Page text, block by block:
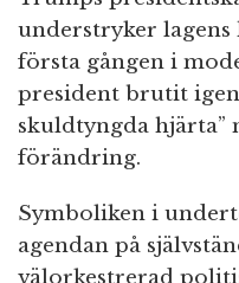
understryker lagens
första gången i
president brutit
skuldtyngda
förändring.
Symboliken i
agendan på
välorkestrerad